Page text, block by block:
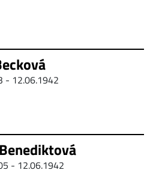
- 12.06.1942
- 12.06.1942